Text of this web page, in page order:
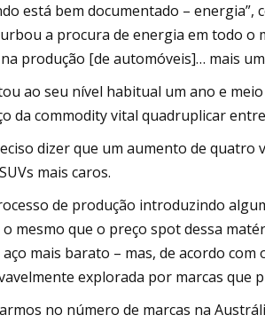
está bem documentado –
a procura de energia em todo o
produção [de automóveis]… mais
ao seu nível habitual um ano e
da commodity vital quadruplicar
dizer que um aumento de quatro
mais caros.
de produção introduzindo
mesmo que o preço spot dessa
mais barato – mas, de acordo
explorada por marcas que
no número de marcas na